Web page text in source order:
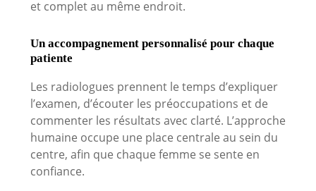
et complet au même endroit.
Un accompagnement personnalisé pour chaque
patiente
Les radiologues prennent le temps d’expliquer
l’examen, d’écouter les préoccupations et de
commenter les résultats avec clarté. L’approche
humaine occupe une place centrale au sein du
centre, afin que chaque femme se sente en
confiance.